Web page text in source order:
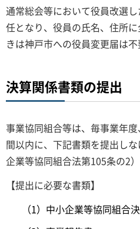
通常総会等において役員改選
任となり、役員の氏名、住所
きは神戸市への役員変更届は不
決算関係書類の提出
事業協同組合等は、毎事業年
間以内に、下記書類を提出し
企業等協同組合法第105条の2）
【提出に必要な書類】
（1）中小企業等協同組合